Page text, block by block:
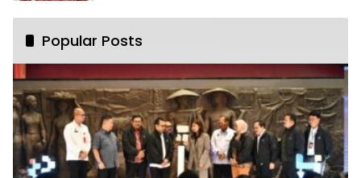
Popular Posts